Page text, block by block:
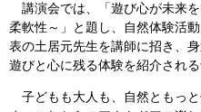
講演会では、「遊び心が未来
柔軟性～」と題し、自然体験活
表の土居元先生を講師に招き、
遊びと心に残る体験を紹介される
子どもも大人も、自然ともっ